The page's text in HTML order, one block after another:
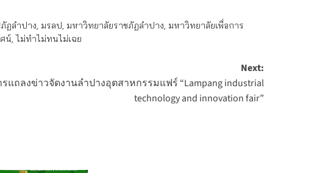
ฏลำปาง, มรลป, มหาวิทยาลัยราชภัฏลำปาง, มหาวิทยาลัยเพื่อการ
น์, ไม่ทำไม่ทนไม่เฉย
Next:
แถลงข่าวจัดงานลำปางอุตสาหกรรมแฟร์ “Lampang industrial
technology and innovation fair”